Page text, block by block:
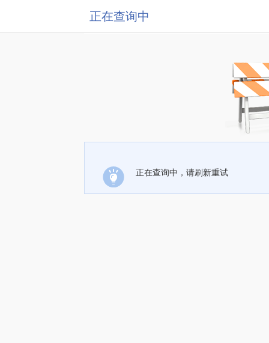
正在查询中
正在查询中，请刷新重试